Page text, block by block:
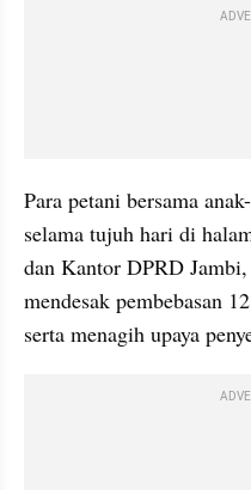
Para petani bersama
selama tujuh hari di
dan Kantor DPRD
mendesak pembebasan
serta menagih upaya